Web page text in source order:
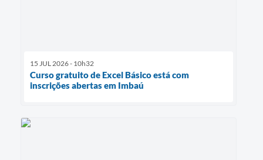
15 JUL 2026 - 10h32
Curso gratuito de Excel Básico está com
inscrições abertas em Imbaú